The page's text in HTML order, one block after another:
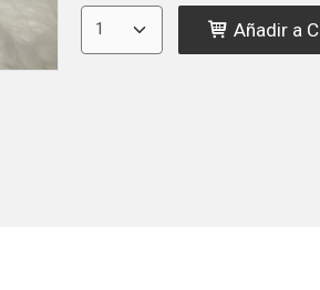
Añadir a